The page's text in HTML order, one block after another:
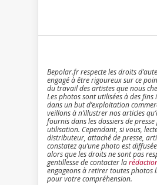
Bepolar.fr respecte les droits
engagé à être rigoureux sur ce
du travail des artistes que nous
Les photos sont utilisées à des
dans un but d’exploitation
veillons à n’illustrer nos articles
fournis dans les dossiers de
utilisation. Cependant, si vous,
distributeur, attaché de presse,
constatez qu’une photo est
alors que les droits ne sont pas
gentillesse de contacter la
engageons à retirer toutes photos
pour votre compréhension.